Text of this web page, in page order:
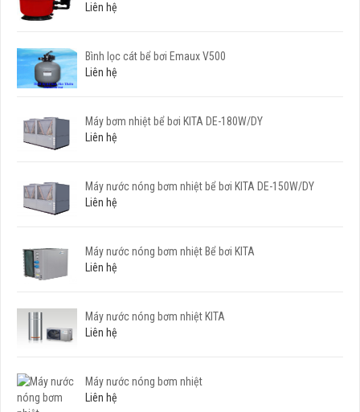
Liên hệ
Bình lọc cát bể bơi Emaux V500
Liên hệ
Máy bơm nhiệt bể bơi KITA DE-180W/DY
Liên hệ
Máy nước nóng bơm nhiệt bể bơi KITA DE-150W/DY
Liên hệ
Máy nước nóng bơm nhiệt Bể bơi KITA
Liên hệ
Máy nước nóng bơm nhiệt KITA
Liên hệ
Máy nước nóng bơm nhiệt
Liên hệ